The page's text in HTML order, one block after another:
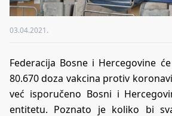
03.04.2021.
Federacija Bosne i Hercegovine
80.670 doza vakcina protiv
već isporučeno Bosni i
entitetu. Poznato je koliko bi